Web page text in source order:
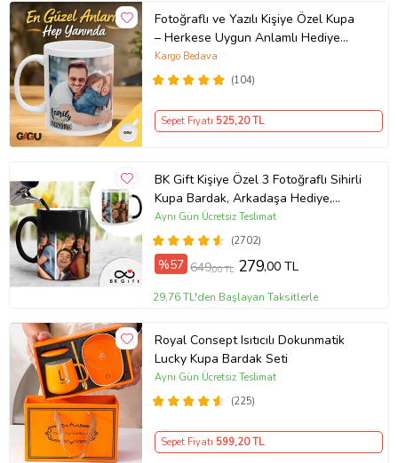
Fotoğraflı ve Yazılı Kişiye Özel Kupa
– Herkese Uygun Anlamlı Hediye
Porselen Baskılı Kupa (Beyaz)
(104)
Kargo Bedava
Sepet Fiyatı 525,20 TL
BK Gift Kişiye Özel 3 Fotoğraflı Sihirli
Kupa Bardak, Arkadaşa Hediye,
Sevgiliye Hediye
(2702)
Aynı Gün Ücretsiz Teslimat
%57 649,00 TL 279,00 TL
29,76 TL'den Başlayan Taksitlerle
Royal Consept Isıtıcılı Dokunmatik
Lucky Kupa Bardak Seti
(225)
Aynı Gün Ücretsiz Teslimat
Sepet Fiyatı 599,20 TL